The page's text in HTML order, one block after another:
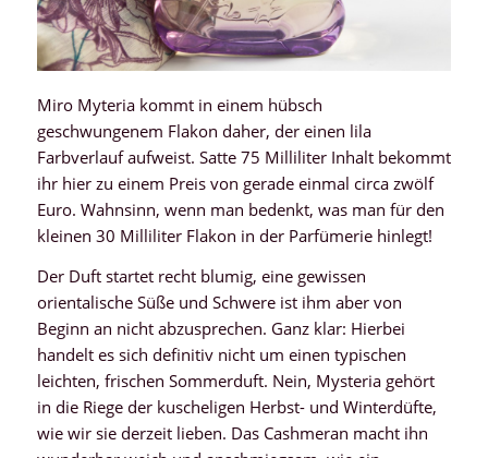
Miro Myteria kommt in einem hübsch
geschwungenem Flakon daher, der einen lila
Farbverlauf aufweist. Satte 75 Milliliter Inhalt bekommt
ihr hier zu einem Preis von gerade einmal circa zwölf
Euro. Wahnsinn, wenn man bedenkt, was man für den
kleinen 30 Milliliter Flakon in der Parfümerie hinlegt!
Der Duft startet recht blumig, eine gewissen
orientalische Süße und Schwere ist ihm aber von
Beginn an nicht abzusprechen. Ganz klar: Hierbei
handelt es sich definitiv nicht um einen typischen
leichten, frischen Sommerduft. Nein, Mysteria gehört
in die Riege der kuscheligen Herbst- und Winterdüfte,
wie wir sie derzeit lieben. Das Cashmeran macht ihn